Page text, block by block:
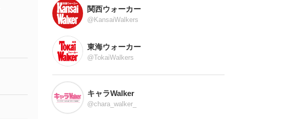
関西ウォーカー
@KansaiWalkers
東海ウォーカー
@TokaiWalkers
キャラWalker
@chara_walker_